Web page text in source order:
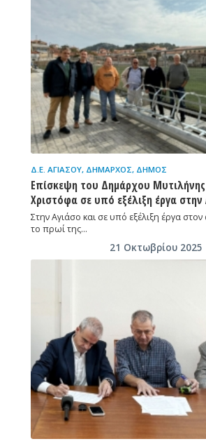
Δ.Ε. ΑΓΙΆΣΟΥ, ΔΉΜΑΡΧΟΣ, ΔΉΜΟΣ
Επίσκεψη του Δημάρχου
Χριστόφα σε υπό εξέλιξη έργα στην
Στην Αγιάσο και σε υπό εξέλιξη έργα
το πρωί της…
21 Οκτωβρίου 2025